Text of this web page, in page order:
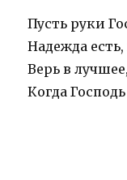
Пусть руки
Надежда есть,
Верь в
Когда